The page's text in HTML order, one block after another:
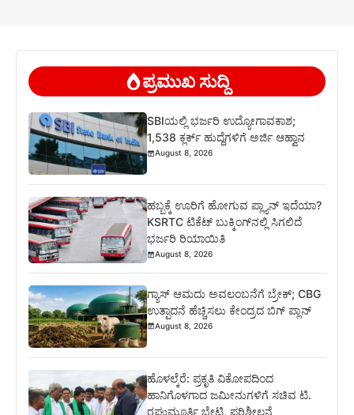
ಪ್ರಮುಖ ಸುದ್ದಿ
SBIಯಲ್ಲಿ ಭರ್ಜರಿ ಉದ್ಯೋಗಾವಕಾಶ;
1,538 ಕ್ಲರ್ಕ್ ಹುದ್ದೆಗಳಿಗೆ ಅರ್ಜಿ ಆಹ್ವಾನ
August 8, 2026
ಹಬ್ಬಕ್ಕೆ ಊರಿಗೆ ಹೋಗುವ ಪ್ಲ್ಯಾನ್ ಇದೆಯಾ?
KSRTC ಟಿಕೆಟ್ ಬುಕ್ಕಿಂಗ್‌ನಲ್ಲಿ ಸಿಗಲಿದೆ
ಭರ್ಜರಿ ರಿಯಾಯಿತಿ
August 8, 2026
ಗ್ಯಾಸ್ ಆಮದು ಅವಲಂಬನೆಗೆ ಬ್ರೇಕ್; CBG
ಉತ್ಪಾದನೆ ಹೆಚ್ಚಿಸಲು ಕೇಂದ್ರದ ಬಿಗ್ ಪ್ಲಾನ್
August 8, 2026
ಹೊಳಲ್ಕೆರೆ: ಪ್ರಕೃತಿ ವಿಕೋಪದಿಂದ
ಹಾನಿಗೊಳಗಾದ ಜಮೀನುಗಳಿಗೆ ಸಚಿವ ಟಿ.
ರಘುಮೂರ್ತಿ ಭೇಟಿ, ಪರಿಶೀಲನೆ